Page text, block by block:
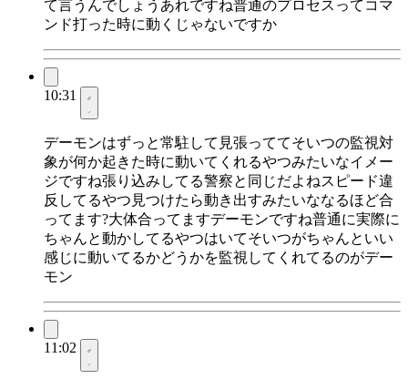
て言うんでしょうあれですね普通のプロセスってコマ
ンド打った時に動くじゃないですか
10:31
デーモンはずっと常駐して見張っててそいつの監視対
象が何か起きた時に動いてくれるやつみたいなイメー
ジですね張り込みしてる警察と同じだよねスピード違
反してるやつ見つけたら動き出すみたいななるほど合
ってます?大体合ってますデーモンですね普通に実際に
ちゃんと動かしてるやつはいてそいつがちゃんといい
感じに動いてるかどうかを監視してくれてるのがデー
モン
11:02